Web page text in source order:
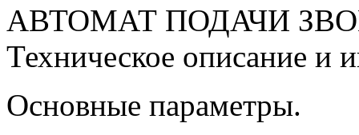
АВТОМАТ ПОДАЧИ
Техническое описание и
Основные параметры.